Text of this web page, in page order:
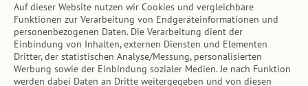
Inhalt
Tierarzt-Suche
Hinweise
Auf dieser Website nutzen wir Cookies und vergleichbare
Funktionen zur Verarbeitung von Endgeräteinformationen und
personenbezogenen Daten. Die Verarbeitung dient der
Einbindung von Inhalten, externen Diensten und Elementen
Dritter, der statistischen Analyse/Messung, personalisierten
Werbung sowie der Einbindung sozialer Medien. Je nach Funktion
werden dabei Daten an Dritte weitergegeben und von diesen